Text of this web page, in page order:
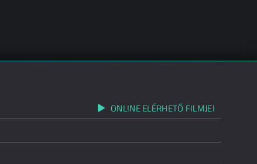
ONLINE ELÉRHETŐ FILMJEI